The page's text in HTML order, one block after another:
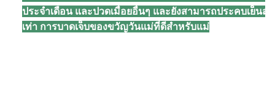
ประจำเดือน และปวดเมื่อยอื่นๆ และยังสามารถประคบเย็น
เท่า การบาดเจ็บของขวัญวันแม่ที่ดีสำหรับแม่